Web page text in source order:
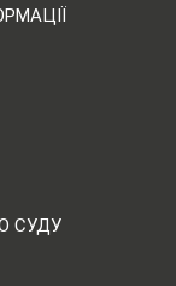
СУДУ